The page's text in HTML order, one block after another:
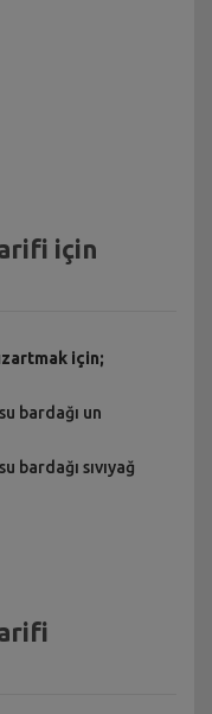
için
için;
bardağı un
bardağı sıvıyağ